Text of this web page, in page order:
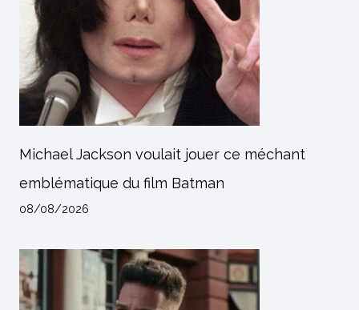
Michael Jackson voulait jouer ce méchant
emblématique du film Batman
08/08/2026